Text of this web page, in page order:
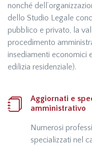
nonché
dello Studio Legale
pubblico e privato, la
procedimento
insediamenti economici
edilizia residenziale).
Aggiornati e
amministrativo
Numerosi
specializzati nel